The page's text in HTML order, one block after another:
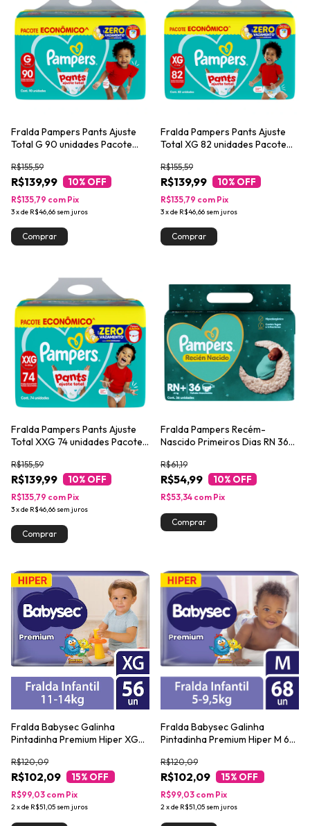
Fralda Pampers Pants Ajuste
Total G 90 unidades Pacote
R$139,99
R$155,59
10% OFF
3xde R$46,66 sem juros
R$135,79 com Pix
Fralda Pampers Pants Ajuste
Total XG 82 unidades Pacote
R$139,99
R$155,59
10% OFF
3xde R$46,66 sem juros
R$135,79 com Pix
Fralda Pampers Pants Ajuste
Total XXG 74 unidades Pacote
R$139,99
R$155,59
10% OFF
3xde R$46,66 sem juros
R$135,79 com Pix
Fralda Pampers Recém-
Nascido Primeiros Dias RN 36
R$54,99
R$61,19
10% OFF
R$53,34 com Pix
Fralda Babysec Galinha
Pintadinha Premium Hiper XG
R$102,09
R$120,09
15% OFF
2xde R$51,05 sem juros
R$99,03 com Pix
Fralda Babysec Galinha
Pintadinha Premium Hiper M 68
R$102,09
R$120,09
15% OFF
2xde R$51,05 sem juros
R$99,03 com Pix